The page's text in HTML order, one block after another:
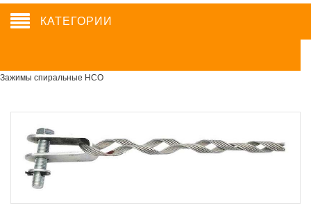
КАТЕГОРИИ
Зажимы спиральные НСО